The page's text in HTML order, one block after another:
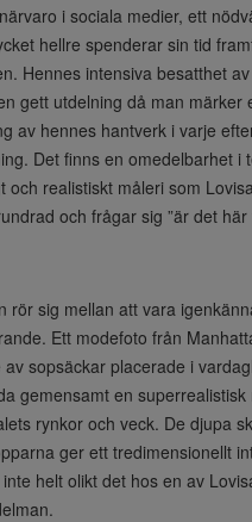
i sociala medier, ett
hellre spenderar sin tid
Hennes intensiva besatthet
gett utdelning då man märker
av hennes hantverk i varje
Det finns en omedelbarhet i
och realistiskt måleri som
och frågar sig ”är det här
rör sig mellan att vara
Ett modefoto från
av sopsäckar placerade i
gemensamt en
rynkor och veck. De djupa
ger ett tredimensionellt
helt olikt det hos en av